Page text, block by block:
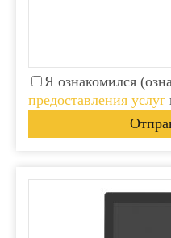
Я ознакомился
предоставления услуг